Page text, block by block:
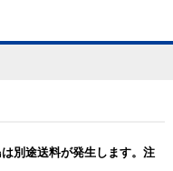
別途送料が発生します。注